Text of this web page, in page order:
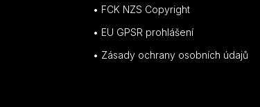
• FCK NZS Copyright
• EU GPSR prohlášení
• Zásady ochrany osobních údajů